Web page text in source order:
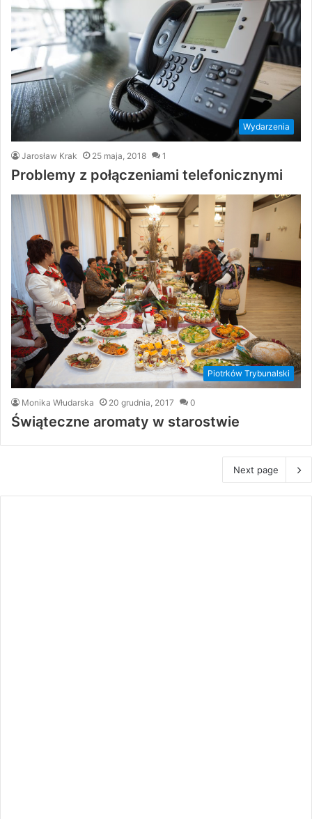
Wydarzenia
Jarosław Krak 25 maja, 2018 1
Problemy z połączeniami telefonicznymi
Piotrków Trybunalski
Monika Włudarska 20 grudnia, 2017 0
Świąteczne aromaty w starostwie
Next page